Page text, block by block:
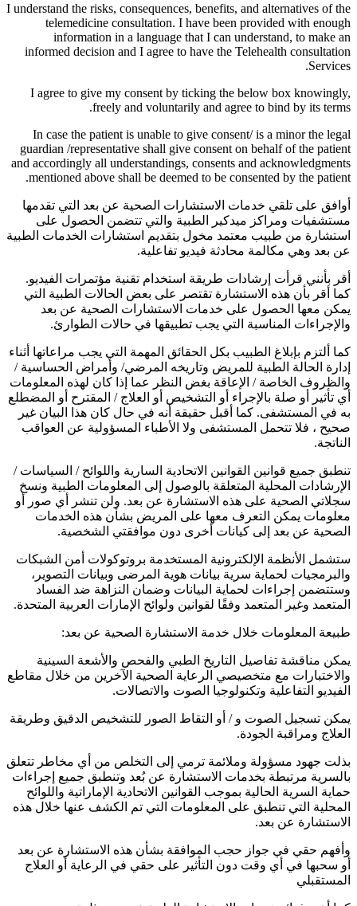
I understand the risks, consequences, benefits, and alternatives of the
telemedicine consultation. I have been provided with enough
information in a language that I can understand, to make an
informed decision and I agree to have the Telehealth consultation
Services.
I agree to give my consent by ticking the below box knowingly,
freely and voluntarily and agree to bind by its terms.
In case the patient is unable to give consent/ is a minor the legal
guardian /representative shall give consent on behalf of the patient
and accordingly all understandings, consents and acknowledgments
mentioned above shall be deemed to be consented by the patient.
أوافق على تلقي خدمات الاستشارات الصحية عن بعد التي تقدمها
مستشفيات ومراكز ميدكير الطبية والتي تتضمن الحصول على
استشارة من طبيب معتمد مخول بتقديم استشارات الخدمات الطبية
عن بعد وهي مكالمة محادثة فيديو تفاعلية.
أقر بأنني قرأت إرشادات طريقة استخدام تقنية مؤتمرات الفيديو.
كما أقر بأن هذه الاستشارة تقتصر على بعض الحالات الطبية التي
يمكن معها الحصول على خدمات الاستشارات الصحية عن بعد
والإجراءات المناسبة التي يجب تطبيقها في حالات الطوارئ.
كما ألتزم بإبلاغ الطبيب بكل الحقائق المهمة التي يجب مراعاتها أثناء
إدارة الحالة الطبية للمريض وتاريخه المرضي/ وأمراض الحساسية /
والظروف الخاصة / الإعاقة بغض النظر عما إذا كان لهذه المعلومات
أي تأثير أو صلة بالإجراء أو التشخيص أو العلاج / المقترح أو المضطلع
به في المستشفى. كما أقبل حقيقة أنه في حال كان هذا البيان غير
صحيح ، فلا تتحمل المستشفى ولا الأطباء المسؤولية عن العواقب
الناتجة.
تنطبق جميع قوانين القوانين الاتحادية السارية واللوائح / السياسات /
الإرشادات المحلية المتعلقة بالوصول إلى المعلومات الطبية ونسخ
سجلاتي الصحية على هذه الاستشارة عن بعد. ولن تنشر أي صور أو
معلومات يمكن التعرف معها على المريض بشأن هذه الخدمات
الصحية عن بعد إلى كيانات أخرى دون موافقتي الشخصية.
ستشمل الأنظمة الإلكترونية المستخدمة بروتوكولات أمن الشبكات
والبرمجيات لحماية سرية بيانات هوية المرضى وبيانات التصوير،
وستتضمن إجراءات لحماية البيانات وضمان النزاهة ضد الفساد
المتعمد وغير المتعمد وفقًا لقوانين ولوائح الإمارات العربية المتحدة.
طبيعة المعلومات خلال خدمة الاستشارة الصحية عن بعد:
يمكن مناقشة تفاصيل التاريخ الطبي والفحص والأشعة السينية
والاختبارات مع متخصيصي الرعاية الصحية الآخرين من خلال مقاطع
الفيديو التفاعلية وتكنولوجيا الصوت والاتصالات.
يمكن تسجيل الصوت و / أو التقاط الصور للتشخيص الدقيق وطريقة
العلاج ومراقبة الجودة.
بذلت جهود مسؤولة وملائمة ترمي إلى التخلص من أي مخاطر تتعلق
بالسرية مرتبطة بخدمات الاستشارة عن بُعد وتنطبق جميع إجراءات
حماية السرية الحالية بموجب القوانين الاتحادية الإماراتية واللوائح
المحلية التي تنطبق على المعلومات التي تم الكشف عنها خلال هذه
الاستشارة عن بعد.
وأفهم حقي في جواز حجب الموافقة بشأن هذه الاستشارة عن بعد
أو سحبها في أي وقت دون التأثير على حقي في الرعاية أو العلاج
المستقبلي